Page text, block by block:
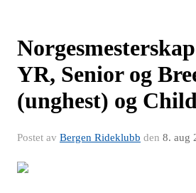
YR, Senior og
(unghest) og
Postet av Bergen Rideklubb den 8. aug